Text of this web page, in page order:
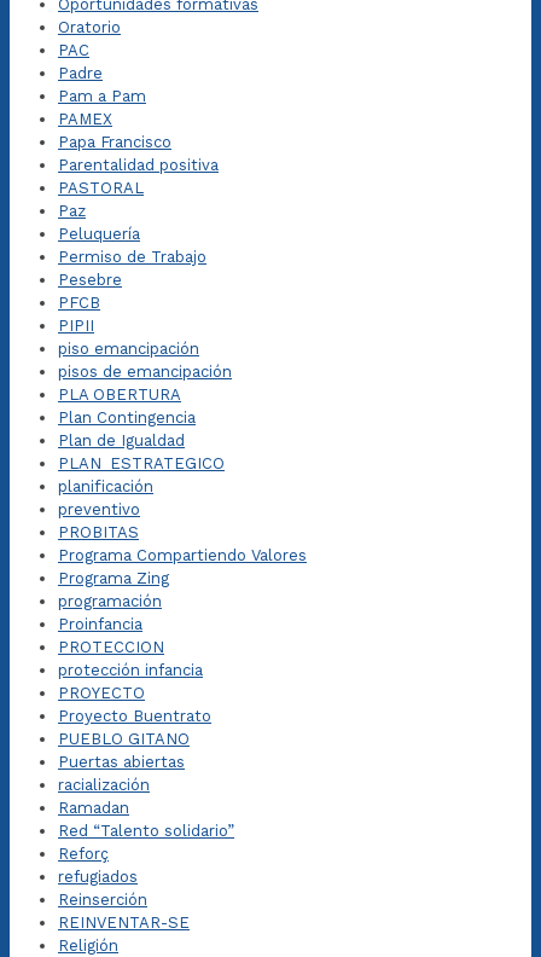
Oportunidades formativas
Oratorio
PAC
Padre
Pam a Pam
PAMEX
Papa Francisco
Parentalidad positiva
PASTORAL
Paz
Peluquería
Permiso de Trabajo
Pesebre
PFCB
PIPII
piso emancipación
pisos de emancipación
PLA OBERTURA
Plan Contingencia
Plan de Igualdad
PLAN_ESTRATEGICO
planificación
preventivo
PROBITAS
Programa Compartiendo Valores
Programa Zing
programación
Proinfancia
PROTECCION
protección infancia
PROYECTO
Proyecto Buentrato
PUEBLO GITANO
Puertas abiertas
racialización
Ramadan
Red “Talento solidario”
Reforç
refugiados
Reinserción
REINVENTAR-SE
Religión